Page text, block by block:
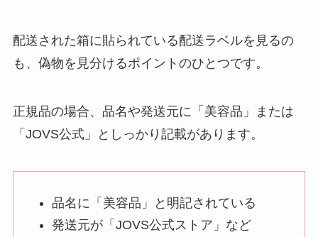
配送された箱に貼られている配送ラベルを見るの
も、偽物を見分けるポイントのひとつです。
正規品の場合、品名や発送元に「美容品」または
「JOVS公式」としっかり記載があります。
品名に「美容品」と明記されている
発送元が「JOVS公式ストア」など